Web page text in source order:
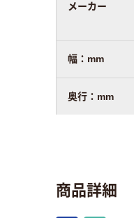
メーカー
幅：mm
奥行：mm
商品詳細